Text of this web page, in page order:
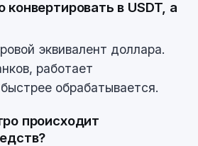
в USDT, а
эквивалент доллара.
работает
обрабатывается.
происходит